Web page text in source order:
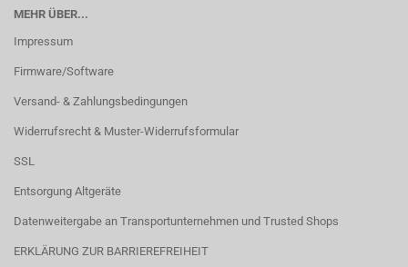
MEHR ÜBER...
Impressum
Firmware/Software
Versand- & Zahlungsbedingungen
Widerrufsrecht & Muster-Widerrufsformular
SSL
Entsorgung Altgeräte
Datenweitergabe an Transportunternehmen und Trusted Shops
ERKLÄRUNG ZUR BARRIEREFREIHEIT